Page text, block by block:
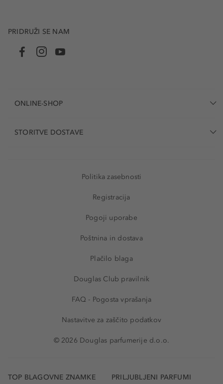
PRIDRUŽI SE NAM
ONLINE-SHOP
STORITVE DOSTAVE
Politika zasebnosti
Registracija
Pogoji uporabe
Poštnina in dostava
Plačilo blaga
Douglas Club pravilnik
FAQ - Pogosta vprašanja
Nastavitve za zaščito podatkov
© 2026 Douglas parfumerije d.o.o.
TOP BLAGOVNE ZNAMKE PRILJUBLJENI PARFUMI